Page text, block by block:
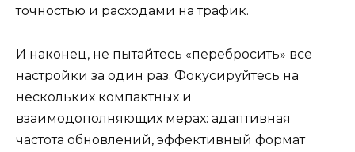
точностью и расходами на трафик.
И наконец, не пытайтесь «перебросить» все
настройки за один раз. Фокусируйтесь на
нескольких компактных и
взаимодополняющих мерах: адаптивная
частота обновлений, эффективный формат